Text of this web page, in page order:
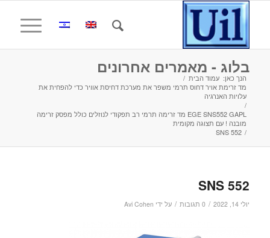
בלוג - מאמרים אחרונים
הנך כאן: עמוד הבית /
מד זרימת אויר דחוס תרמי משפר את מערכת דחיסת אוויר כדי להפחית את
עלויות האנרגיה
/
EGE SNS552 GAPL מד זרימה תרמי רב תפקודי לנוזלים כולל מפסק זרימה
מובנה ! עם תצוגה מקומית
/
SNS 552
SNS 552
יולי 14, 2022 / 0 תגובות / על ידי Avi Cohen